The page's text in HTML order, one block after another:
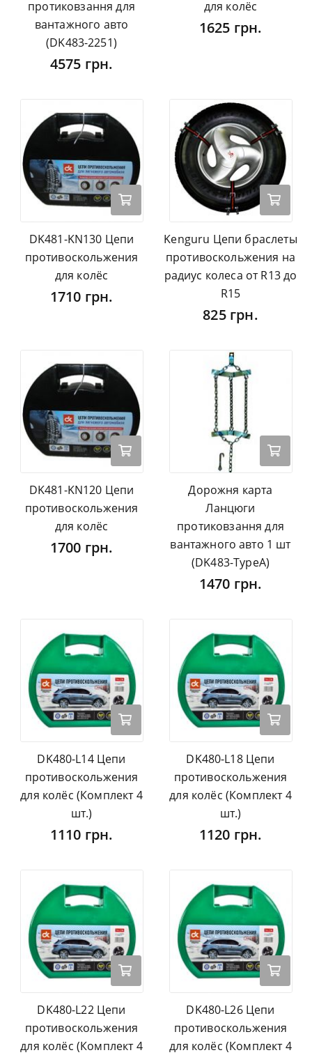
протиковзання для
вантажного авто
(DK483-2251)
4575 грн.
для колёс
1625 грн.
DK481-KN130 Цепи
противоскольжения
для колёс
1710 грн.
Kenguru Цепи браслеты
противоскольжения на
радиус колеса от R13 до
R15
825 грн.
DK481-KN120 Цепи
противоскольжения
для колёс
1700 грн.
Дорожня карта
Ланцюги
протиковзання для
вантажного авто 1 шт
(DK483-TypeA)
1470 грн.
DK480-L14 Цепи
противоскольжения
для колёс (Комплект 4
шт.)
1110 грн.
DK480-L18 Цепи
противоскольжения
для колёс (Комплект 4
шт.)
1120 грн.
DK480-L22 Цепи
противоскольжения
для колёс (Комплект 4
DK480-L26 Цепи
противоскольжения
для колёс (Комплект 4